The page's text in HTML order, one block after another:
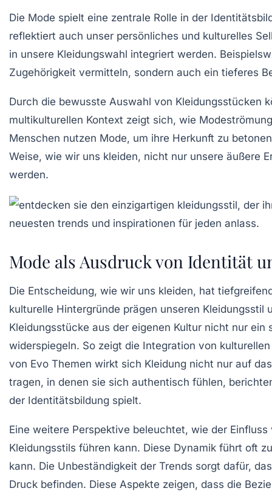
Die Mode spielt eine zentrale Rolle in der
reflektiert auch unser persönliches und kulturelles
in unsere Kleidungswahl integriert werden.
Zugehörigkeit vermitteln, sondern auch ein tieferes
Durch die bewusste Auswahl von Kleidungsstücken
multikulturellen Kontext zeigt sich, wie
Menschen nutzen Mode, um ihre Herkunft zu
Weise, wie wir uns kleiden, nicht nur unsere äußere
werden.
Mode als Ausdruck von Identität
Die Entscheidung, wie wir uns kleiden, hat
kulturelle Hintergründe prägen unseren Kleidungsstil
Kleidungsstücke aus der eigenen Kultur nicht nur ein
widerspiegeln. So zeigt die Integration von
von Evo Themen wirkt sich Kleidung nicht nur auf
tragen, in denen sie sich authentisch fühlen,
der Identitätsbildung spielt.
Eine weitere Perspektive beleuchtet, wie der
Kleidungsstils führen kann. Diese Dynamik führt oft
kann. Die Unbeständigkeit der Trends sorgt dafür,
Druck befinden. Diese Aspekte zeigen, dass die